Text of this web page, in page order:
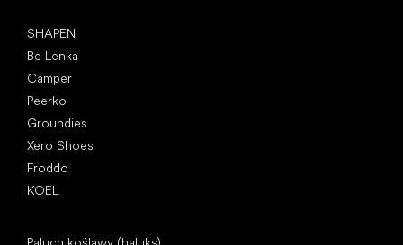
SHAPEN
Be Lenka
Camper
Peerko
Groundies
Xero Shoes
Froddo
KOEL